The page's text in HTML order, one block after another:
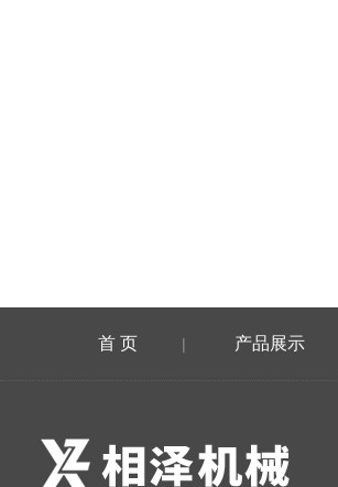
首 页 | 产品展示